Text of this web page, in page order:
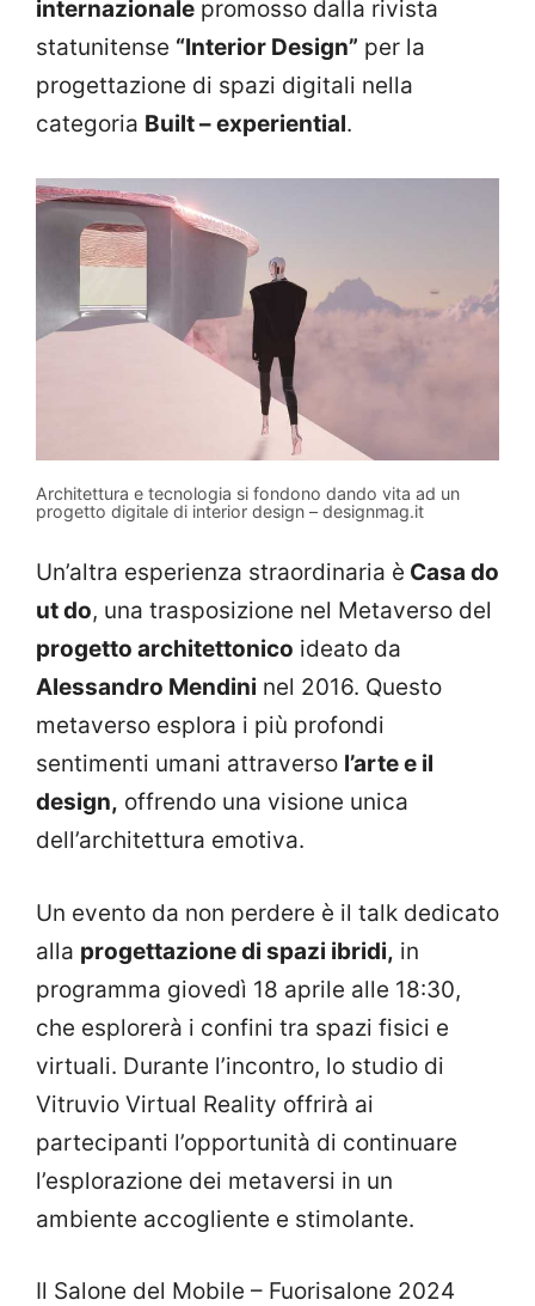
internazionale promosso dalla rivista
statunitense “Interior Design” per la
progettazione di spazi digitali nella
categoria Built – experiential.
Architettura e tecnologia si fondono dando vita ad un
progetto digitale di interior design – designmag.it
Un’altra esperienza straordinaria è Casa do
ut do, una trasposizione nel Metaverso del
progetto architettonico ideato da
Alessandro Mendini nel 2016. Questo
metaverso esplora i più profondi
sentimenti umani attraverso l’arte e il
design, offrendo una visione unica
dell’architettura emotiva.
Un evento da non perdere è il talk dedicato
alla progettazione di spazi ibridi, in
programma giovedì 18 aprile alle 18:30,
che esplorerà i confini tra spazi fisici e
virtuali. Durante l’incontro, lo studio di
Vitruvio Virtual Reality offrirà ai
partecipanti l’opportunità di continuare
l’esplorazione dei metaversi in un
ambiente accogliente e stimolante.
Il Salone del Mobile – Fuorisalone 2024